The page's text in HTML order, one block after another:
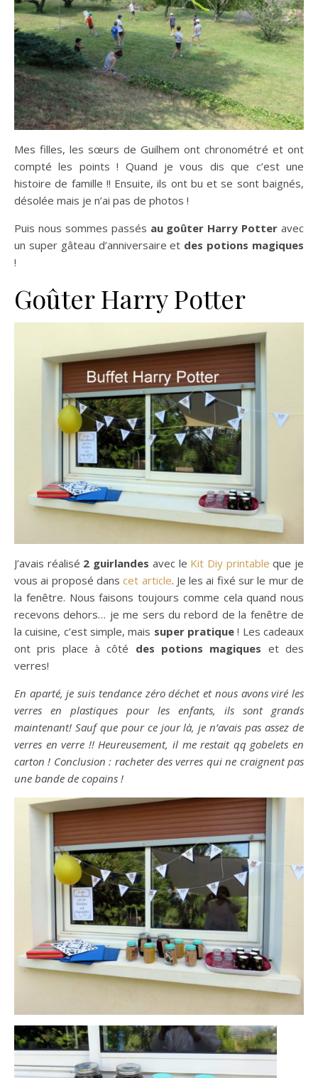
Mes filles, les sœurs de Guilhem ont chronométré et ont
compté les points ! Quand je vous dis que c’est une
histoire de famille !! Ensuite, ils ont bu et se sont baignés,
désolée mais je n’ai pas de photos !
Puis nous sommes passés au goûter Harry Potter avec
un super gâteau d’anniversaire et des potions magiques
!
Goûter Harry Potter
J’avais réalisé 2 guirlandes avec le Kit Diy printableque je
vous ai proposé dans cet article. Je les ai fixé sur le mur de
la fenêtre. Nous faisons toujours comme cela quand nous
recevons dehors… je me sers du rebord de la fenêtre de
la cuisine, c’est simple, mais super pratique ! Les cadeaux
ont pris place à côté des potions magiques et des
verres!
En aparté, je suis tendance zéro déchet et nous avons viré les
verres en plastiques pour les enfants, ils sont grands
maintenant! Sauf que pour ce jour là, je n’avais pas assez de
verres en verre !! Heureusement, il me restait qq gobelets en
carton ! Conclusion : racheter des verres qui ne craignent pas
une bande de copains !